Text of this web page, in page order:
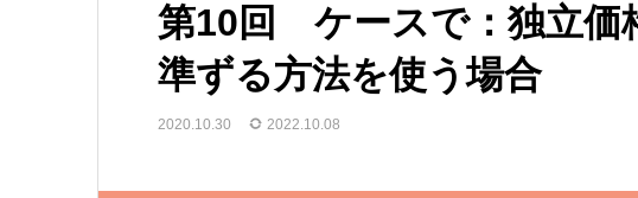
第10回 ケースで：独立価
準ずる方法を使う場合
2020.10.30 2022.10.08